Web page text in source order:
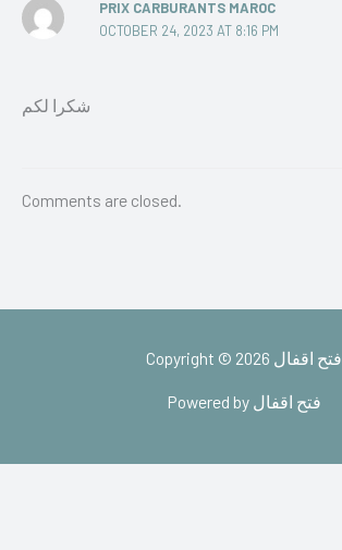
PRIX CARBURANTS MAROC
OCTOBER 24, 2023 AT 8:16 PM
شكرا لكم
Comments are closed.
Copyright © 2026 فتح اقفال
Powered by فتح اقفال